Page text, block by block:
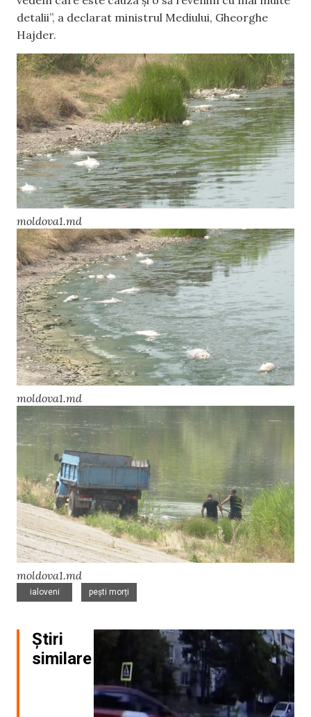
detalii”, a declarat ministrul Mediului, Gheorghe
Hajder.
moldova1.md
moldova1.md
moldova1.md
ialoveni
,
pești morți
Știri
similare